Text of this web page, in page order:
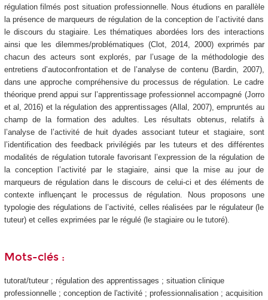
régulation filmés post situation professionnelle. Nous étudions en parallèle
la présence de marqueurs de régulation de la conception de l’activité dans
le discours du stagiaire. Les thématiques abordées lors des interactions
ainsi que les dilemmes/problématiques (Clot, 2014, 2000) exprimés par
chacun des acteurs sont explorés, par l’usage de la méthodologie des
entretiens d’autoconfrontation et de l’analyse de contenu (Bardin, 2007),
dans une approche compréhensive du processus de régulation. Le cadre
théorique prend appui sur l’apprentissage professionnel accompagné (Jorro
et al, 2016) et la régulation des apprentissages (Allal, 2007), empruntés au
champ de la formation des adultes. Les résultats obtenus, relatifs à
l’analyse de l’activité de huit dyades associant tuteur et stagiaire, sont
l’identification des feedback privilégiés par les tuteurs et des différentes
modalités de régulation tutorale favorisant l’expression de la régulation de
la conception l’activité par le stagiaire, ainsi que la mise au jour de
marqueurs de régulation dans le discours de celui-ci et des éléments de
contexte influençant le processus de régulation. Nous proposons une
typologie des régulations de l’activité, celles réalisées par le régulateur (le
tuteur) et celles exprimées par le régulé (le stagiaire ou le tutoré).
Mots-clés :
tutorat/tuteur ; régulation des apprentissages ; situation clinique
professionnelle ; conception de l'activité ; professionnalisation ; acquisition